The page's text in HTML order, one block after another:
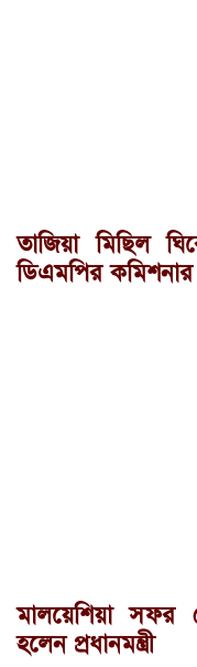
তাজিয়া মিছিল
ডিএমপির কমিশনার
মালয়েশিয়া সফর
হলেন প্রধানমন্ত্রী